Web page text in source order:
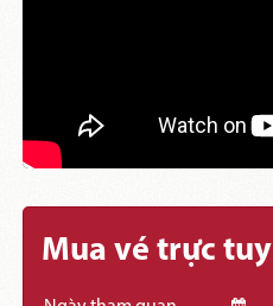
Mua vé trực